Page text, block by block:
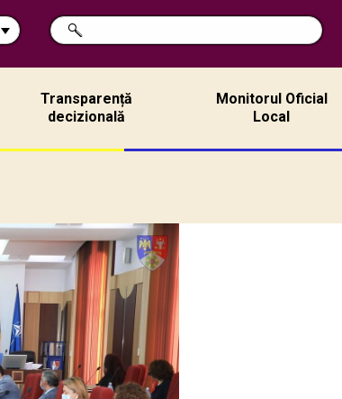
Cerca
nel
RICERCA
Transparență
decizională
Monitorul Oficial
Local